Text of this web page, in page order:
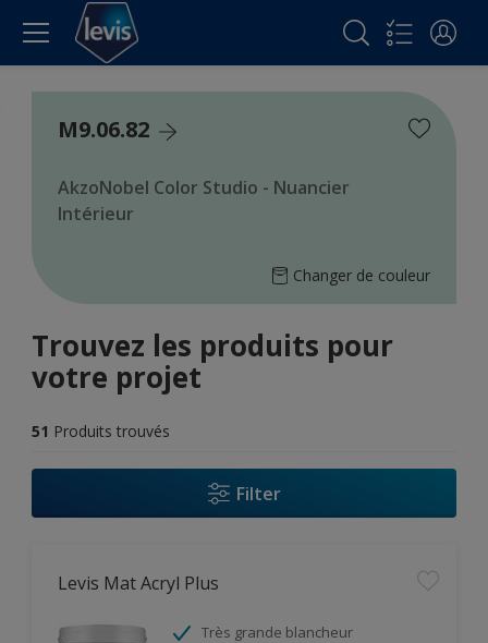
M9.06.82
AkzoNobel Color Studio - Nuancier
Intérieur
Changer de couleur
Trouvez les produits pour
votre projet
51 Produits trouvés
Filter
Levis Mat Acryl Plus
Très grande blancheur